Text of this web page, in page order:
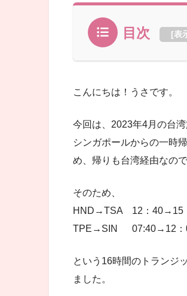
目次 [表
こんにちは！うさです。
今回は、2023年4月の台湾
シンガポールからの一時
め、帰りも台湾経由なの
そのため、
HND→TSA 12：40→15
TPE→SIN 07:40→12：
という16時間のトランジ
ました。